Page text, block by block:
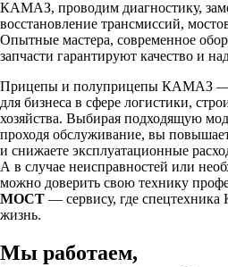
КАМАЗ, проводим диагностику,
восстановление трансмиссий,
Опытные мастера, современное
запчасти гарантируют качество и
Прицепы и полуприцепы КАМАЗ —
для бизнеса в сфере логистики,
хозяйства. Выбирая подходящую
проходя обслуживание, вы
и снижаете эксплуатационные
А в случае неисправностей или
можно доверить свою технику
МОСТ — сервису, где
жизнь.
Мы работаем,